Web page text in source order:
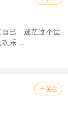
己，迷茫这个世
乐 ...
 关注